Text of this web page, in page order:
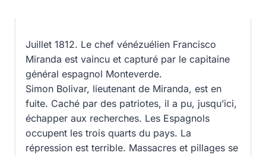
Juillet 1812. Le chef vénézuélien Francisco
Miranda est vaincu et capturé par le capitaine
général espagnol Monteverde.
Simon Bolivar, lieutenant de Miranda, est en
fuite. Caché par des patriotes, il a pu, jusqu’ici,
échapper aux recherches. Les Espagnols
occupent les trois quarts du pays. La
répression est terrible. Massacres et pillages se